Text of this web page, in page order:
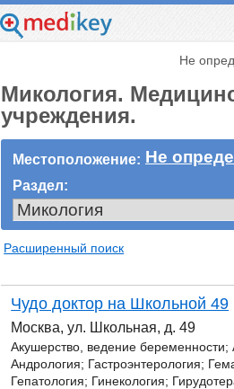
Не
Микология.
учреждения.
Местоположение: Не
Раздел:
Расширенный поиск
Чудо доктор на Школьной 49
Москва, ул. Школьная, д. 49
Акушерство, ведение беременности;
Андрология; Гастроэнтерология;
Гепатология; Гинекология;